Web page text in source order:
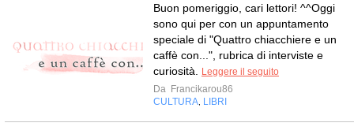
Buon pomeriggio, cari lettori! ^^Oggi
sono qui per con un appuntamento
speciale di "Quattro chiacchiere e un
caffè con...", rubrica di interviste e
curiosità.
Leggere il seguito
Da Francikarou86
CULTURA LIBRI